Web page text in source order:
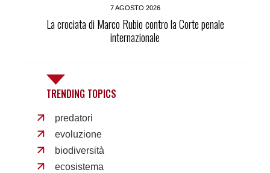
7 AGOSTO 2026
La crociata di Marco Rubio contro la Corte penale
internazionale
TRENDING TOPICS
predatori
evoluzione
biodiversità
ecosistema